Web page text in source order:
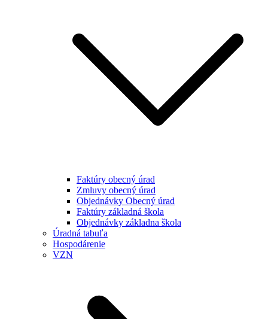
Faktúry obecný úrad
Zmluvy obecný úrad
Objednávky Obecný úrad
Faktúry základná škola
Objednávky základna škola
Úradná tabuľa
Hospodárenie
VZN